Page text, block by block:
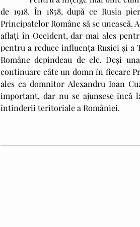
de 1918. În 1858, după ce Rusia
Principatelor Române să se unească.
aflați în Occident, dar mai ales
pentru a reduce influența Rusiei și a
Române depindeau de ele. Deși
continuare câte un domn în fiecare
ales ca domnitor Alexandru Ioan
important, dar nu se ajunsese încă
întinderii teritoriale a României.